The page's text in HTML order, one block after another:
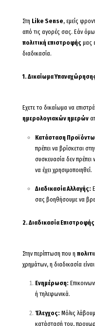
Στη Like Sense, εμείς
από τις αγορές σας. Εάν
πολιτική επιστροφής μας
διαδικασία.
1. Δικαίωμα
Εχετε το δικαίωμα να
ημερολογιακών ημερών
Κατάσταση
πρέπει να βρίσκεται
συσκευασία δεν πρέπει
να έχει χρησιμοποιηθεί.
Διαδικασία Αλλαγής:
σας βοηθήσουμε να
2. Διαδικασία
Στην περίπτωση που η
χρημάτων, η διαδικασία
Ενημέρωση:
ή τηλεφωνικά.
Έλεγχος: Μόλις
κατάστασή του,